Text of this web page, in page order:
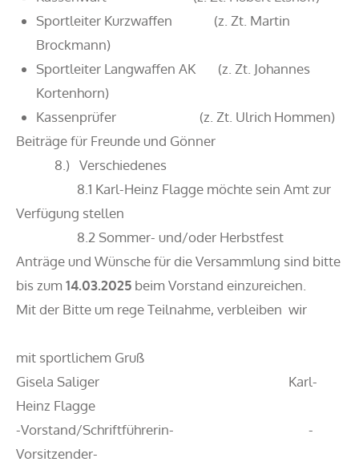
Sportleiter Kurzwaffen (z. Zt. Martin
Brockmann)
Sportleiter Langwaffen AK (z. Zt. Johannes
Kortenhorn)
Kassenprüfer (z. Zt. Ulrich Hommen)
Beiträge für Freunde und Gönner
8.) Verschiedenes
8.1 Karl-Heinz Flagge möchte sein Amt zur
Verfügung stellen
8.2 Sommer- und/oder Herbstfest
Anträge und Wünsche für die Versammlung sind bitte
bis zum 14.03.2025 beim Vorstand einzureichen.
Mit der Bitte um rege Teilnahme, verbleiben wir
mit sportlichem Gruß
Gisela Saliger Karl-
Heinz Flagge
-Vorstand/Schriftführerin- -
Vorsitzender-